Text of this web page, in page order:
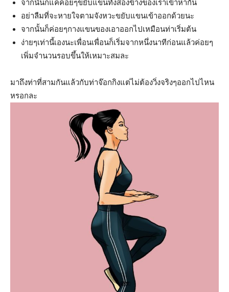
จากนั้นก็แค่ค่อยๆขยับแขนทั้งสองข้างของเราเข้าหากัน
อย่าลืมที่จะหายใจตามจังหวะขยับแขนเข้าออกด้วยนะ
จากนั้นก็ค่อยๆกางแขนของเอาออกไปเหมือนท่าเริ่มต้น
ง่ายๆเท่านี้เองนะเพื่อนเพื่อนก็เริ่มจากหนึ่งนาทีก่อนแล้วค่อยๆ
เพิ่มจำนวนรอบขึ้นให้เหมาะสมละ
มาถึงท่าที่สามกันแล้วกับท่าจ๊อกกิงแต่ไม่ต้องวิ่งจริงๆออกไปไหน
หรอกละ